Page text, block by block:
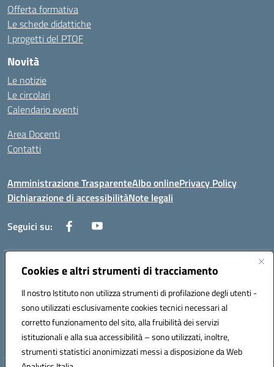
Cookies e altri strumenti di tracciamento
Il nostro Istituto non utilizza strumenti di profilazione degli utenti -
sono utilizzati esclusivamente cookies tecnici necessari al
corretto funzionamento del sito, alla fruibilità dei servizi
istituzionali e alla sua accessibilità – sono utilizzati, inoltre,
strumenti statistici anonimizzati messi a disposizione da Web
Offerta formativa
Le schede didattiche
I progetti del PTOF
Novità
Le notizie
Le circolari
Calendario eventi
Area Docenti
Contatti
Amministrazione TrasparenteAlbo onlinePrivacy Policy
Dichiarazione di accessibilitàNote legali
Seguici su:
Indirizzo:Via dei mille, 2 - 80011 Acerra (NA)
Posta elettronica certificata (PEC):naee10200g@pec.istruzione.it
Codice fiscale: 80103770634
Codice meccanografico: NAEE10200G